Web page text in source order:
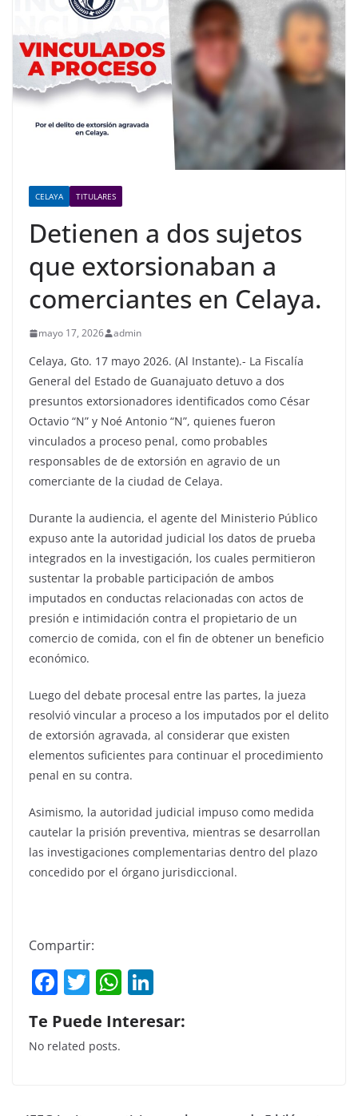
CELAYA TITULARES
Detienen a dos sujetos
que extorsionaban a
comerciantes en Celaya.
mayo 17, 2026 admin
Celaya, Gto. 17 mayo 2026. (Al Instante).- La Fiscalía
General del Estado de Guanajuato detuvo a dos
presuntos extorsionadores identificados como César
Octavio “N” y Noé Antonio “N”, quienes fueron
vinculados a proceso penal, como probables
responsables de de extorsión en agravio de un
comerciante de la ciudad de Celaya.
Durante la audiencia, el agente del Ministerio Público
expuso ante la autoridad judicial los datos de prueba
integrados en la investigación, los cuales permitieron
sustentar la probable participación de ambos
imputados en conductas relacionadas con actos de
presión e intimidación contra el propietario de un
comercio de comida, con el fin de obtener un beneficio
económico.
Luego del debate procesal entre las partes, la jueza
resolvió vincular a proceso a los imputados por el delito
de extorsión agravada, al considerar que existen
elementos suficientes para continuar el procedimiento
penal en su contra.
Asimismo, la autoridad judicial impuso como medida
cautelar la prisión preventiva, mientras se desarrollan
las investigaciones complementarias dentro del plazo
concedido por el órgano jurisdiccional.
Compartir:
F
a
c
e
T
w
itt
er
W
h
at k
Te Puede Interesar:
No related posts.